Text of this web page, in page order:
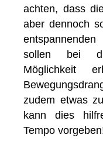
achten, dass
aber dennoch
sollen bei
Möglichkeit
zudem etwas
kann dies
Tempo